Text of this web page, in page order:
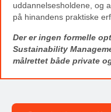
uddannelsesholdene, og
på hinandens praktiske
Der er ingen formelle
Sustainability
målrettet både private